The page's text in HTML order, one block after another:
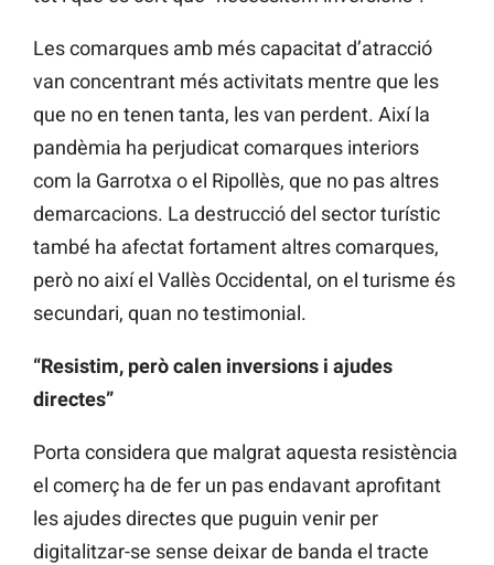
Les comarques amb més capacitat d’atracció
van concentrant més activitats mentre que les
que no en tenen tanta, les van perdent. Així la
pandèmia ha perjudicat comarques interiors
com la Garrotxa o el Ripollès, que no pas altres
demarcacions. La destrucció del sector turístic
també ha afectat fortament altres comarques,
però no així el Vallès Occidental, on el turisme és
secundari, quan no testimonial.
“Resistim, però calen inversions i ajudes
directes”
Porta considera que malgrat aquesta resistència
el comerç ha de fer un pas endavant aprofitant
les ajudes directes que puguin venir per
digitalitzar-se sense deixar de banda el tracte